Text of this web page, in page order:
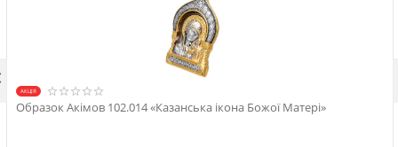
АКЦІЯ
Образок Акімов 102.014 «Казанська ікона Божої Матері»